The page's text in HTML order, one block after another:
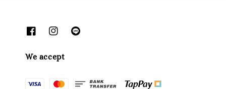
We accept